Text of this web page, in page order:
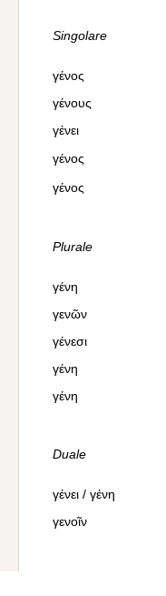
Singolare
γένος
γένους
γένει
γένος
γένος
Plurale
γένη
γενῶν
γένεσι
γένη
γένη
Duale
γένει / γένη
γενοῖν